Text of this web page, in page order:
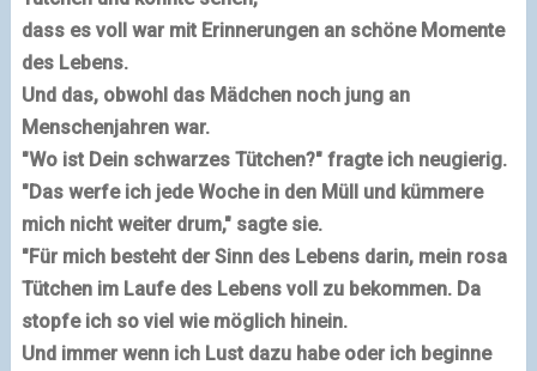
dass es voll war mit Erinnerungen an schöne Momente
des Lebens.
Und das, obwohl das Mädchen noch jung an
Menschenjahren war.
"Wo ist Dein schwarzes Tütchen?" fragte ich neugierig.
"Das werfe ich jede Woche in den Müll und kümmere
mich nicht weiter drum," sagte sie.
"Für mich besteht der Sinn des Lebens darin, mein rosa
Tütchen im Laufe des Lebens voll zu bekommen. Da
stopfe ich so viel wie möglich hinein.
Und immer wenn ich Lust dazu habe oder ich beginne